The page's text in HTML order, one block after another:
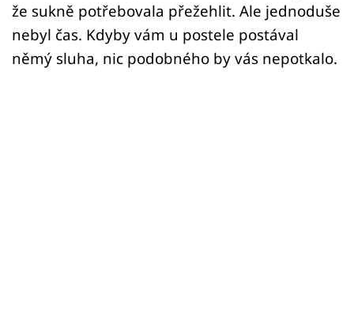
že sukně potřebovala přežehlit. Ale jednoduše
nebyl čas. Kdyby vám u postele postával
němý sluha, nic podobného by vás nepotkalo.